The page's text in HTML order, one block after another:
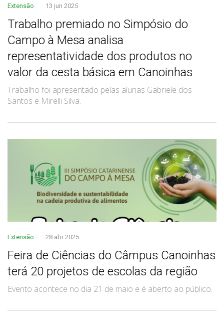
Extensão 13 jun 2025
Trabalho premiado no Simpósio do
Campo à Mesa analisa
representatividade dos produtos no
valor da cesta básica em Canoinhas
Trabalho foi apresentado pelas alunas Gabriele dos
Santos e Mirelli Silva.
Extensão 28 abr 2025
Feira de Ciências do Câmpus Canoinhas
terá 20 projetos de escolas da região
Evento acontece no dia 21 de maio e é aberto ao público.